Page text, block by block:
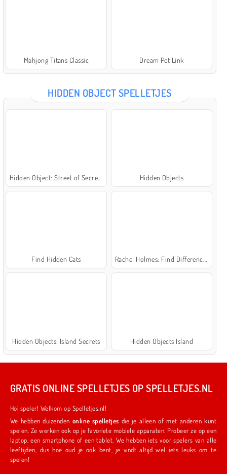
Mahjong Titans Classic Dream Pet Link
HIDDEN OBJECT SPELLETJES
Hidden Objects
Find Hidden Cats
Hidden Objects: Island Secrets Hidden Objects Island
GRATIS ONLINE SPELLETJES OP SPELLETJES.NL
Hoi speler! Welkom op Spelletjes.nl!
We hebben duizenden online spelletjes die je alleen of met anderen kunt
spelen. Ze werken ook op je favoriete mobiele apparaten. Probeer ze op een
laptop, een smartphone of een tablet. We hebben iets voor spelers van alle
leeftijden, dus hoe oud je ook bent, je vindt altijd wel iets leuks om te
spelen!